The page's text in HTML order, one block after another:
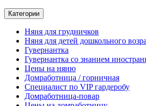
Категории
Няня для грудничков
Няня для детей дошкольного
Гувернантка
Гувернантка со знанием
Цены на няню
Домработница / горничная
Cпециалист по VIP гардеробу
Домработница-повар